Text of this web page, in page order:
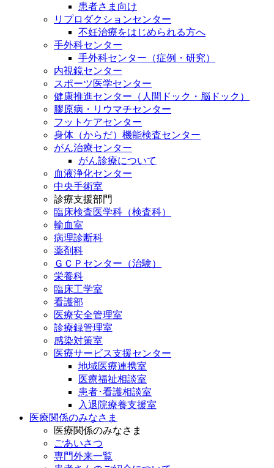
患者さま向け
リプロダクションセンター
不妊治療をはじめられる方へ
手外科センター
手外科センター（症例・研究）
内視鏡センター
スポーツ医学センター
健康推進センター（人間ドック・脳ドック）
膠原病・リウマチセンター
フットケアセンター
身体（からだ）機能検査センター
がん治療センター
がん診療について
血液浄化センター
中央手術室
診療支援部門
臨床検査医学科（検査科）
輸血室
病理診断科
薬剤科
ＧＣＰセンター（治験）
栄養科
臨床工学室
看護部
医療安全管理室
診療録管理室
感染対策室
医療サービス支援センター
地域医療連携室
医療福祉相談室
患者･看護相談室
入退院療養支援室
医療関係のみなさま
医療関係のみなさま
ごあいさつ
専門外来一覧